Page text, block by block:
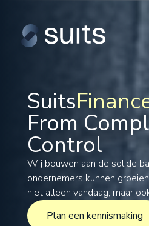
Suits
Tax
Legal
From
Control
Wij bouwen aan de solide
ondernemers kunnen
niet alleen vandaag, maar
Plan een kennismaking